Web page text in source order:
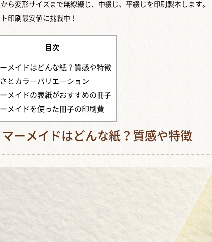
から変形サイズまで無線綴じ、中綴じ、平綴じを印刷製本します。
印刷最安値に挑戦中！
目次
メイドはどんな紙？質感や特徴
とカラーバリエーション
メイドの表紙がおすすめの冊子
メイドを使った冊子の印刷費
マーメイドはどんな紙？質感や特徴